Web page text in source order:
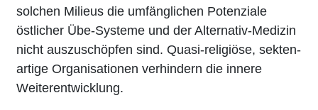
solchen Milieus die umfänglichen Potenziale
östlicher Übe-Systeme und der Alternativ-Medizin
nicht auszuschöpfen sind. Quasi-religiöse, sekten-
artige Organisationen verhindern die innere
Weiterentwicklung.